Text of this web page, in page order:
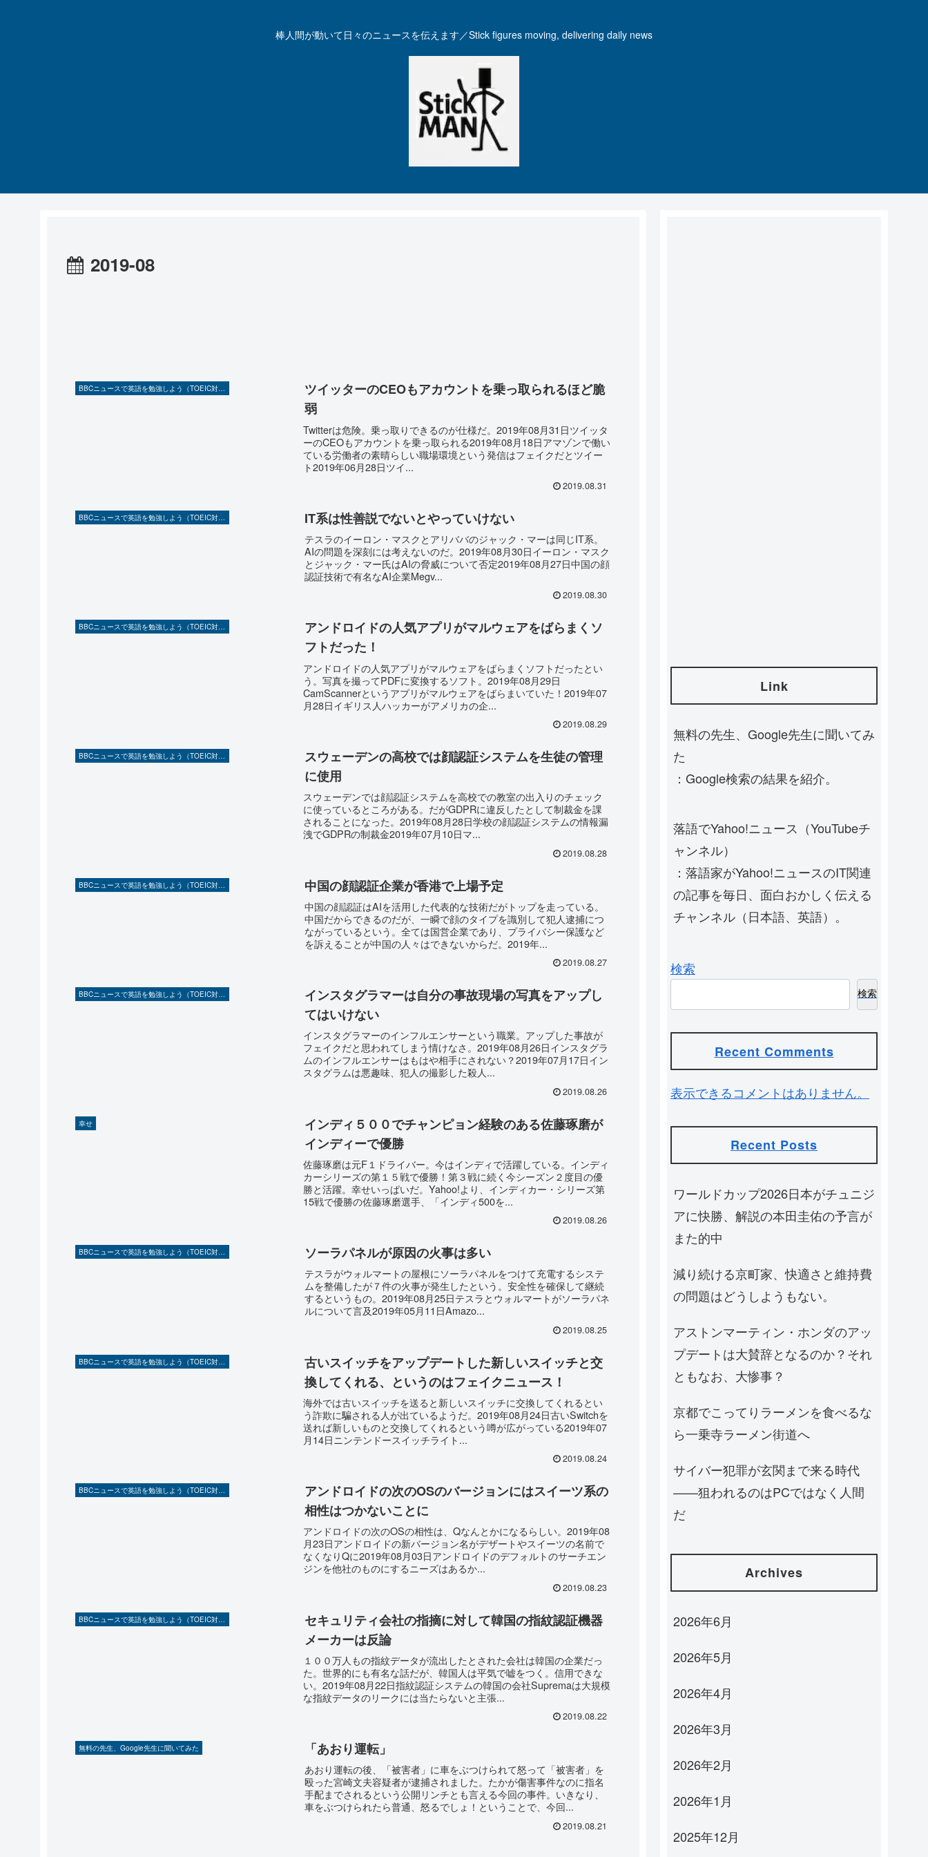
棒人間が動いて日々のニュースを伝えます／Stick figures moving, delivering daily news
2019-08
BBCニュースで英語を勉強しよう（TOEIC対策に！）
ツイッターのCEOもアカウントを乗っ取られるほど脆
弱
Twitterは危険。乗っ取りできるのが仕様だ。2019年08月31日ツイッタ
ーのCEOもアカウントを乗っ取られる2019年08月18日アマゾンで働い
ている労働者の素晴らしい職場環境という発信はフェイクだとツイー
ト2019年06月28日ツイ...
2019.08.31
BBCニュースで英語を勉強しよう（TOEIC対策に！） IT系は性善説でないとやっていけない
テスラのイーロン・マスクとアリババのジャック・マーは同じIT系。
AIの問題を深刻には考えないのだ。2019年08月30日イーロン・マスク
とジャック・マー氏はAIの脅威について否定2019年08月27日中国の顔
認証技術で有名なAI企業Megv...
2019.08.30
BBCニュースで英語を勉強しよう（TOEIC対策に！）
アンドロイドの人気アプリがマルウェアをばらまくソ
フトだった！
アンドロイドの人気アプリがマルウェアをばらまくソフトだったとい
う。写真を撮ってPDFに変換するソフト。2019年08月29日
CamScannerというアプリがマルウェアをばらまいていた！2019年07
月28日イギリス人ハッカーがアメリカの企...
2019.08.29
BBCニュースで英語を勉強しよう（TOEIC対策に！）
スウェーデンの高校では顔認証システムを生徒の管理
に使用
スウェーデンでは顔認証システムを高校での教室の出入りのチェック
に使っているところがある。だがGDPRに違反したとして制裁金を課
されることになった。2019年08月28日学校の顔認証システムの情報漏
洩でGDPRの制裁金2019年07月10日マ...
2019.08.28
中国の顔認証企業が香港で上場予定
中国の顔認証はAIを活用した代表的な技術だがトップを走っている。
中国だからできるのだが、一瞬で顔のタイプを識別して犯人逮捕につ
ながっているという。全ては国営企業であり、プライバシー保護など
を訴えることが中国の人々はできないからだ。2019年...
2019.08.27
BBCニュースで英語を勉強しよう（TOEIC対策に！）
インスタグラマーは自分の事故現場の写真をアップし
てはいけない
インスタグラマーのインフルエンサーという職業。アップした事故が
フェイクだと思われてしまう情けなさ。2019年08月26日インスタグラ
ムのインフルエンサーはもはや相手にされない？2019年07月17日イン
スタグラムは悪趣味、犯人の撮影した殺人...
2019.08.26
幸せ
インディ５００でチャンピョン経験のある佐藤琢磨が
インディーで優勝
佐藤琢磨は元F１ドライバー。今はインディで活躍している。インディ
カーシリーズの第１５戦で優勝！第３戦に続く今シーズン２度目の優
勝と活躍。幸せいっぱいだ。Yahoo!より、インディカー・シリーズ第
15戦で優勝の佐藤琢磨選手、「インディ500を...
2019.08.26
BBCニュースで英語を勉強しよう（TOEIC対策に！） ソーラパネルが原因の火事は多い
テスラがウォルマートの屋根にソーラパネルをつけて充電するシステ
ムを整備したが７件の火事が発生したという。安全性を確保して継続
するというもの。2019年08月25日テスラとウォルマートがソーラパネ
ルについて言及2019年05月11日Amazo...
2019.08.25
古いスイッチをアップデートした新しいスイッチと交
換してくれる、というのはフェイクニュース！
海外では古いスイッチを送ると新しいスイッチに交換してくれるとい
う詐欺に騙される人が出ているようだ。2019年08月24日古いSwitchを
送れば新しいものと交換してくれるという噂が広がっている2019年07
月14日ニンテンドースイッチライト...
2019.08.24
BBCニュースで英語を勉強しよう（TOEIC対策に！）
アンドロイドの次のOSのバージョンにはスイーツ系の
相性はつかないことに
アンドロイドの次のOSの相性は、Qなんとかになるらしい。2019年08
月23日アンドロイドの新バージョン名がデザートやスイーツの名前で
なくなりQに2019年08月03日アンドロイドのデフォルトのサーチエン
ジンを他社のものにするニーズはあるか...
2019.08.23
セキュリティ会社の指摘に対して韓国の指紋認証機器
メーカーは反論
１００万人もの指紋データが流出したとされた会社は韓国の企業だっ
た。世界的にも有名な話だが、韓国人は平気で嘘をつく。信用できな
い。2019年08月22日指紋認証システムの韓国の会社Supremaは大規模
な指紋データのリークには当たらないと主張...
2019.08.22
無料の先生、Google先生に聞いてみた 「あおり運転」
あおり運転の後、「被害者」に車をぶつけられて怒って「被害者」を
殴った宮崎文夫容疑者が逮捕されました。たかが傷害事件なのに指名
手配までされるという公開リンチとも言える今回の事件。いきなり、
車をぶつけられたら普通、怒るでしょ！ということで、今回...
2019.08.21
Link
無料の先生、Google先生に聞いてみ
た
：Google検索の結果を紹介。
落語でYahoo!ニュース（YouTubeチ
ャンネル）
：落語家がYahoo!ニュースのIT関連
の記事を毎日、面白おかしく伝える
チャンネル（日本語、英語）。
検索
検索
Recent Comments
表示できるコメントはありません。
Recent Posts
ワールドカップ2026日本がチュニジ
アに快勝、解説の本田圭佑の予言が
また的中
減り続ける京町家、快適さと維持費
の問題はどうしようもない。
アストンマーティン・ホンダのアッ
プデートは大賛辞となるのか？それ
ともなお、大惨事？
京都でこってりラーメンを食べるな
ら一乗寺ラーメン街道へ
サイバー犯罪が玄関まで来る時代
——狙われるのはPCではなく人間
だ
Archives
2026年6月
2026年5月
2026年4月
2026年3月
2026年2月
2026年1月
2025年12月